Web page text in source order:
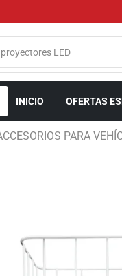
proyectores LED
INICIO OFERTAS
PARA